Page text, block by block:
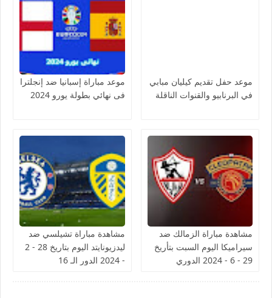
موعد حفل تقديم كيليان مبابي
في البرنابيو والقنوات الناقلة
موعد مباراة إسبانيا ضد إنجلترا
فى نهائي بطولة يورو 2024
مشاهدة مباراة الزمالك ضد
سيراميكا اليوم السبت بتأريخ
29 - 6 - 2024 الدوري
مشاهدة مباراة تشيلسي ضد
ليدزيونايتد اليوم بتاريخ 28 - 2
- 2024 الدور الـ 16